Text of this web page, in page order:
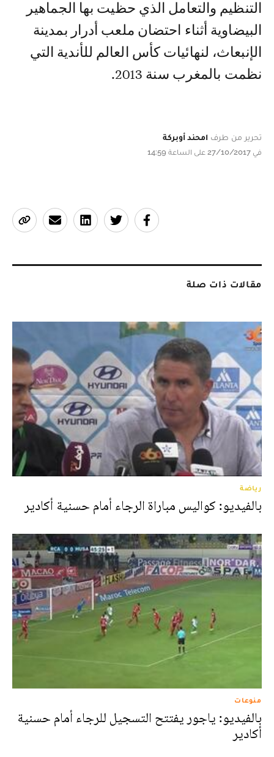
التنظيم والتعامل الذي حظيت بها الجماهير
البيضاوية أثناء احتضان ملعب أدرار بمدينة
الإنبعاث، لنهائيات كأس العالم للأندية التي
نظمت بالمغرب سنة 2013.
تحرير من طرف امحند أوبركة
في 27/10/2017 على الساعة 14:59
مقالات ذات صلة
رياضة
بالفيديو: كواليس مباراة الرجاء أمام حسنية أكادير
منوعات
بالفيديو: ياجور يفتتح التسجيل للرجاء أمام حسنية
أكادير